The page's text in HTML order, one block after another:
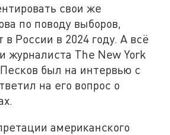
свои же
по поводу выборов,
в России в 2024 году. А всё
журналиста The New York
был на интервью с
на его вопрос о
американского